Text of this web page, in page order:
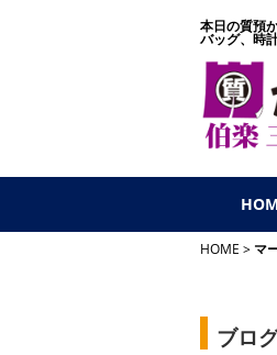
本日の質預
バッグ、時
HOME マ
ブロ